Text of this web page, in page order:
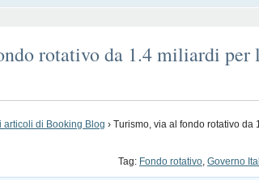
rotativo da 1.4 miliardi per
articoli di Booking Blog › Turismo, via al fondo rotativo da
Tag: Fondo rotativo, Governo